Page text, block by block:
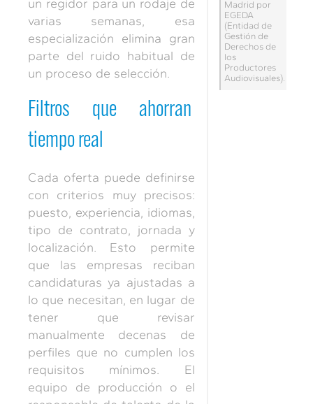
un regidor para un rodaje de
varias semanas, esa
especialización elimina gran
parte del ruido habitual de
un proceso de selección.
Filtros que ahorran
tiempo real
Cada oferta puede definirse
con criterios muy precisos:
puesto, experiencia, idiomas,
tipo de contrato, jornada y
localización. Esto permite
que las empresas reciban
candidaturas ya ajustadas a
lo que necesitan, en lugar de
tener que revisar
manualmente decenas de
perfiles que no cumplen los
requisitos mínimos. El
equipo de producción o el
Madrid por
EGEDA
(Entidad de
Gestión de
Derechos de
los
Productores
Audiovisuales).